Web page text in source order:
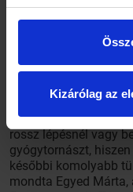
Kizárólag az
hogy a háziorvosok
(94%-a) egyetért
kezelni az ízületi
„Sok páciens
terápiától, kevesen
megkezdett
panaszaikat.
rossz lépésnél vagy
gyógytornászt,
későbbi komolyabb
mondta Egyed